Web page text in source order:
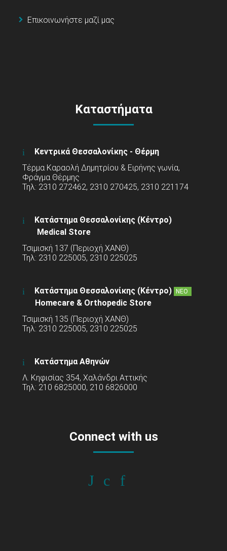
Επικοινωνήστε μαζί μας
Καταστήματα
Κεντρικά Θεσσαλονίκης - Θέρμη
Τέρμα Καραολή Δημητρίου & Ειρήνης γωνία,
Φράγμα Θέρμης
Τηλ: 2310 272462, 2310 270425, 2310 221174
Κατάστημα Θεσσαλονίκης (Κέντρο)
Medical Store
Τσιμισκή 137 (Περιοχή ΧΑΝΘ)
Τηλ: 2310 225005, 2310 225025
Κατάστημα Θεσσαλονίκης (Κέντρο) ΝΕΟ
Homecare & Orthopedic Store
Τσιμισκή 135 (Περιοχή ΧΑΝΘ)
Τηλ: 2310 225005, 2310 225025
Κατάστημα Αθηνών
Λ. Κηφισίας 354, Χαλάνδρι Αττικής
Τηλ: 210 6825000, 210 6826000
Connect with us